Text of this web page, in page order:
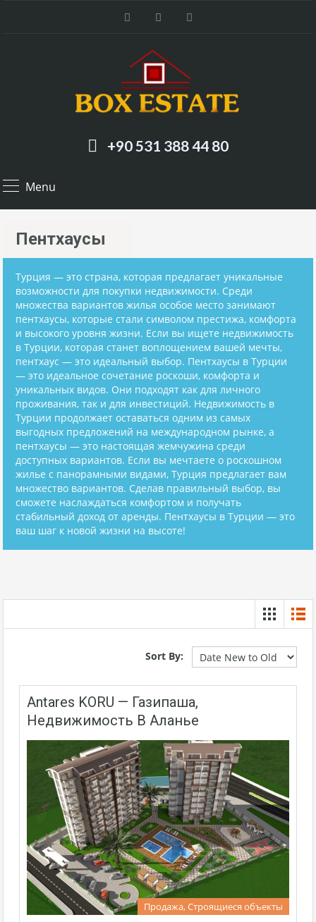
+90 531 388 44 80
Menu
Пентхаусы
Турция — это страна, которая предлагает уникальные
возможности для покупки недвижимости. Среди
множества вариантов жилья особое место занимают
пентхаусы, которые стали символом престижа, комфорта
и высокого уровня жизни. Если вы ищете недвижимость
в Турции, которая станет воплощением вашей мечты,
пентхаус — это идеальный выбор. Пентхаусы в Турции
— это идеальное сочетание роскоши, комфорта и
уникальных видов. Они подходят как для личного
проживания, так и для инвестиций. Недвижимость в
Турции продолжает оставаться одним из самых
выгодных предложений на международном рынке, а
пентхаусы — это настоящая жемчужина среди
доступных вариантов. Если вы мечтаете о роскошном
жилье с панорамными видами, Турция предлагает вам
множество вариантов. Сделав правильный выбор, вы
сможете наслаждаться комфортом и получать
стабильный доход от аренды. Пентхаусы в Турции — это
ваш шаг к новой жизни на высоте!
Sort By:
Antares KORU — Газипаша,
Недвижимость В Аланье
Продажа, Строящиеся объекты